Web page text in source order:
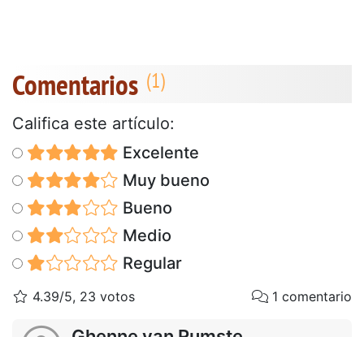
Comentarios
Califica este artículo:
Excelente
Muy bueno
Bueno
Medio
Regular
4.39/5, 23 votos 1 comentario